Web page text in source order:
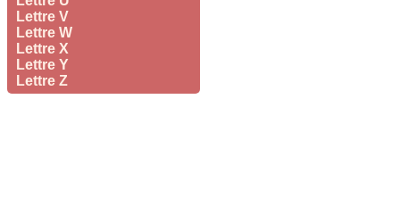
Lettre V
Lettre W
Lettre X
Lettre Y
Lettre Z